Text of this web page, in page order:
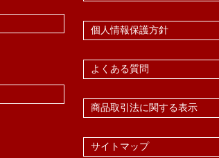
個人情報保護方針
よくある質問
商品取引法に関する表示
サイトマップ